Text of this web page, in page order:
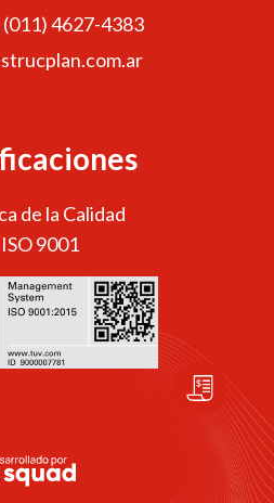
(011) 4627-4383
de la Calidad
ISO 9001